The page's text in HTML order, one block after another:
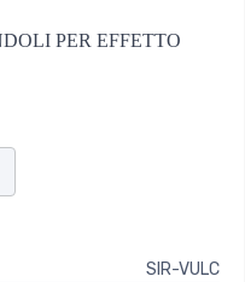
PER EFFETTO
SIR-VULC